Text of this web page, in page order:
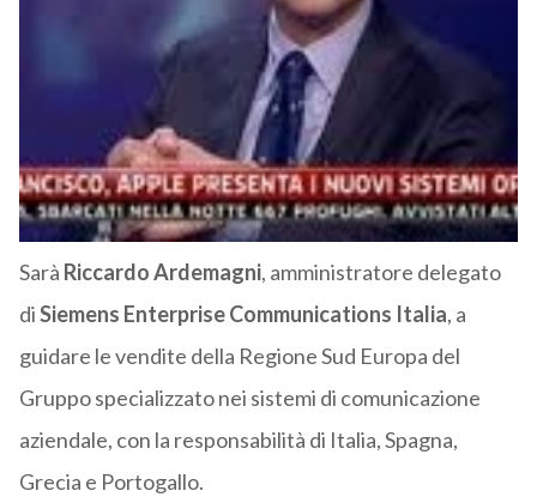
Sarà Riccardo Ardemagni, amministratore delegato
diSiemens Enterprise Communications Italia, a
guidare le vendite della Regione Sud Europa del
Gruppo specializzato nei sistemi di comunicazione
aziendale, con la responsabilità di Italia, Spagna,
Grecia e Portogallo.